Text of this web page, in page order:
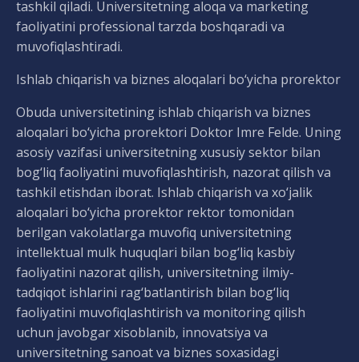
tashkil qiladi. Universitetning aloqa va marketing
faoliyatini professional tarzda boshqaradi va
muvofiqlashtiradi.
Ishlab chiqarish va biznes aloqalari bo‘yicha prorektor
Obuda universitetining ishlab chiqarish va biznes
aloqalari bo‘yicha prorektori Doktor Imre Felde. Uning
asosiy vazifasi universitetning xususiy sektor bilan
bog‘liq faoliyatini muvofiqlashtirish, nazorat qilish va
tashkil etishdan iborat. Ishlab chiqarish va xo‘jalik
aloqalari bo‘yicha prorektor rektor tomonidan
berilgan vakolatlarga muvofiq universitetning
intellektual mulk huquqlari bilan bog‘liq kasbiy
faoliyatini nazorat qilish, universitetning ilmiy-
tadqiqot ishlarini rag‘batlantirish bilan bog‘liq
faoliyatini muvofiqlashtirish va monitoring qilish
uchun javobgar xisoblanib, innovatsiya va
universitetning sanoat va biznes soxasidagi